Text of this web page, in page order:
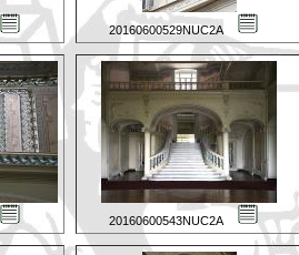
20160600529NUC2A
20160600543NUC2A